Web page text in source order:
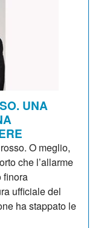
UNA
O meglio,
che l’allarme
finora
ufficiale del
ha stappato le